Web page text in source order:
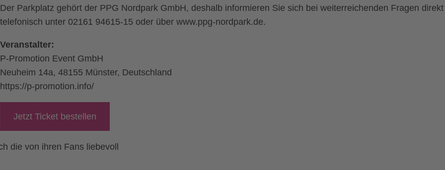
Der Parkplatz gehört der PPG Nordpark GmbH, deshalb informieren Sie sich bei weiterreichenden Fragen direkt
telefonisch unter 02161 94615-15 oder über www.ppg-nordpark.de.
Veranstalter:
P-Promotion Event GmbH
Neuheim 14a, 48155 Münster, Deutschland
https://p-promotion.info/
Jetzt Ticket bestellen
die von ihren Fans liebevoll